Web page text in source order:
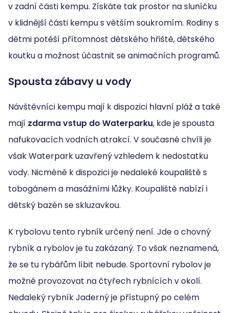
v zadní části kempu. Získáte tak prostor na sluníčku
v klidnější části kempu s větším soukromím. Rodiny s
dětmi potěší přítomnost dětského hřiště, dětského
koutku a možnost účastnit se animačních programů.
Spousta zábavy u vody
Návštěvníci kempu mají k dispozici hlavní pláž a také
mají zdarma vstup do Waterparku, kde je spousta
nafukovacích vodních atrakcí. V současné chvíli je
však Waterpark uzavřený vzhledem k nedostatku
vody. Nicméně k dispozici je nedaleké koupaliště s
tobogánem a masážními lůžky. Koupaliště nabízí i
dětský bazén se skluzavkou.
K rybolovu tento rybník určený není. Jde o chovný
rybník a rybolov je tu zakázaný. To však neznamená,
že se tu rybářům líbit nebude. Sportovní rybolov je
možné provozovat na čtyřech rybnících v okolí.
Nedaleký rybník Jaderný je přístupný po celém